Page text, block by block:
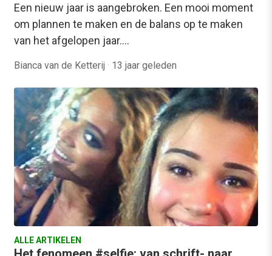
Een nieuw jaar is aangebroken. Een mooi moment
om plannen te maken en de balans op te maken
van het afgelopen jaar.…
Bianca van de Ketterij · 13 jaar geleden
ALLE ARTIKELEN